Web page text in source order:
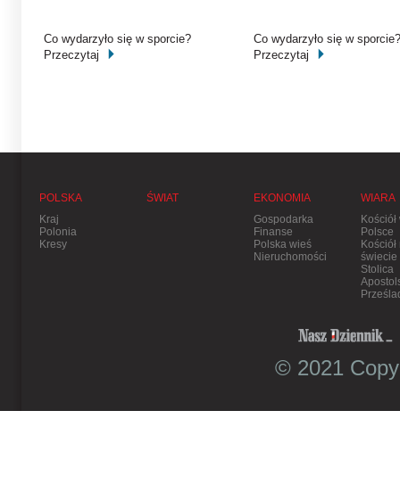
Co wydarzyło się w sporcie?
Przeczytaj
Co wydarzyło się w sporcie?
Przeczytaj
POLSKA
Kraj
Polonia
Kresy
ŚWIAT
EKONOMIA
Gospodarka
Finanse
Polska wieś
Nieruchomości
WIARA
Kościół
Polsce
Kościół
świecie
Stolica
© 2021